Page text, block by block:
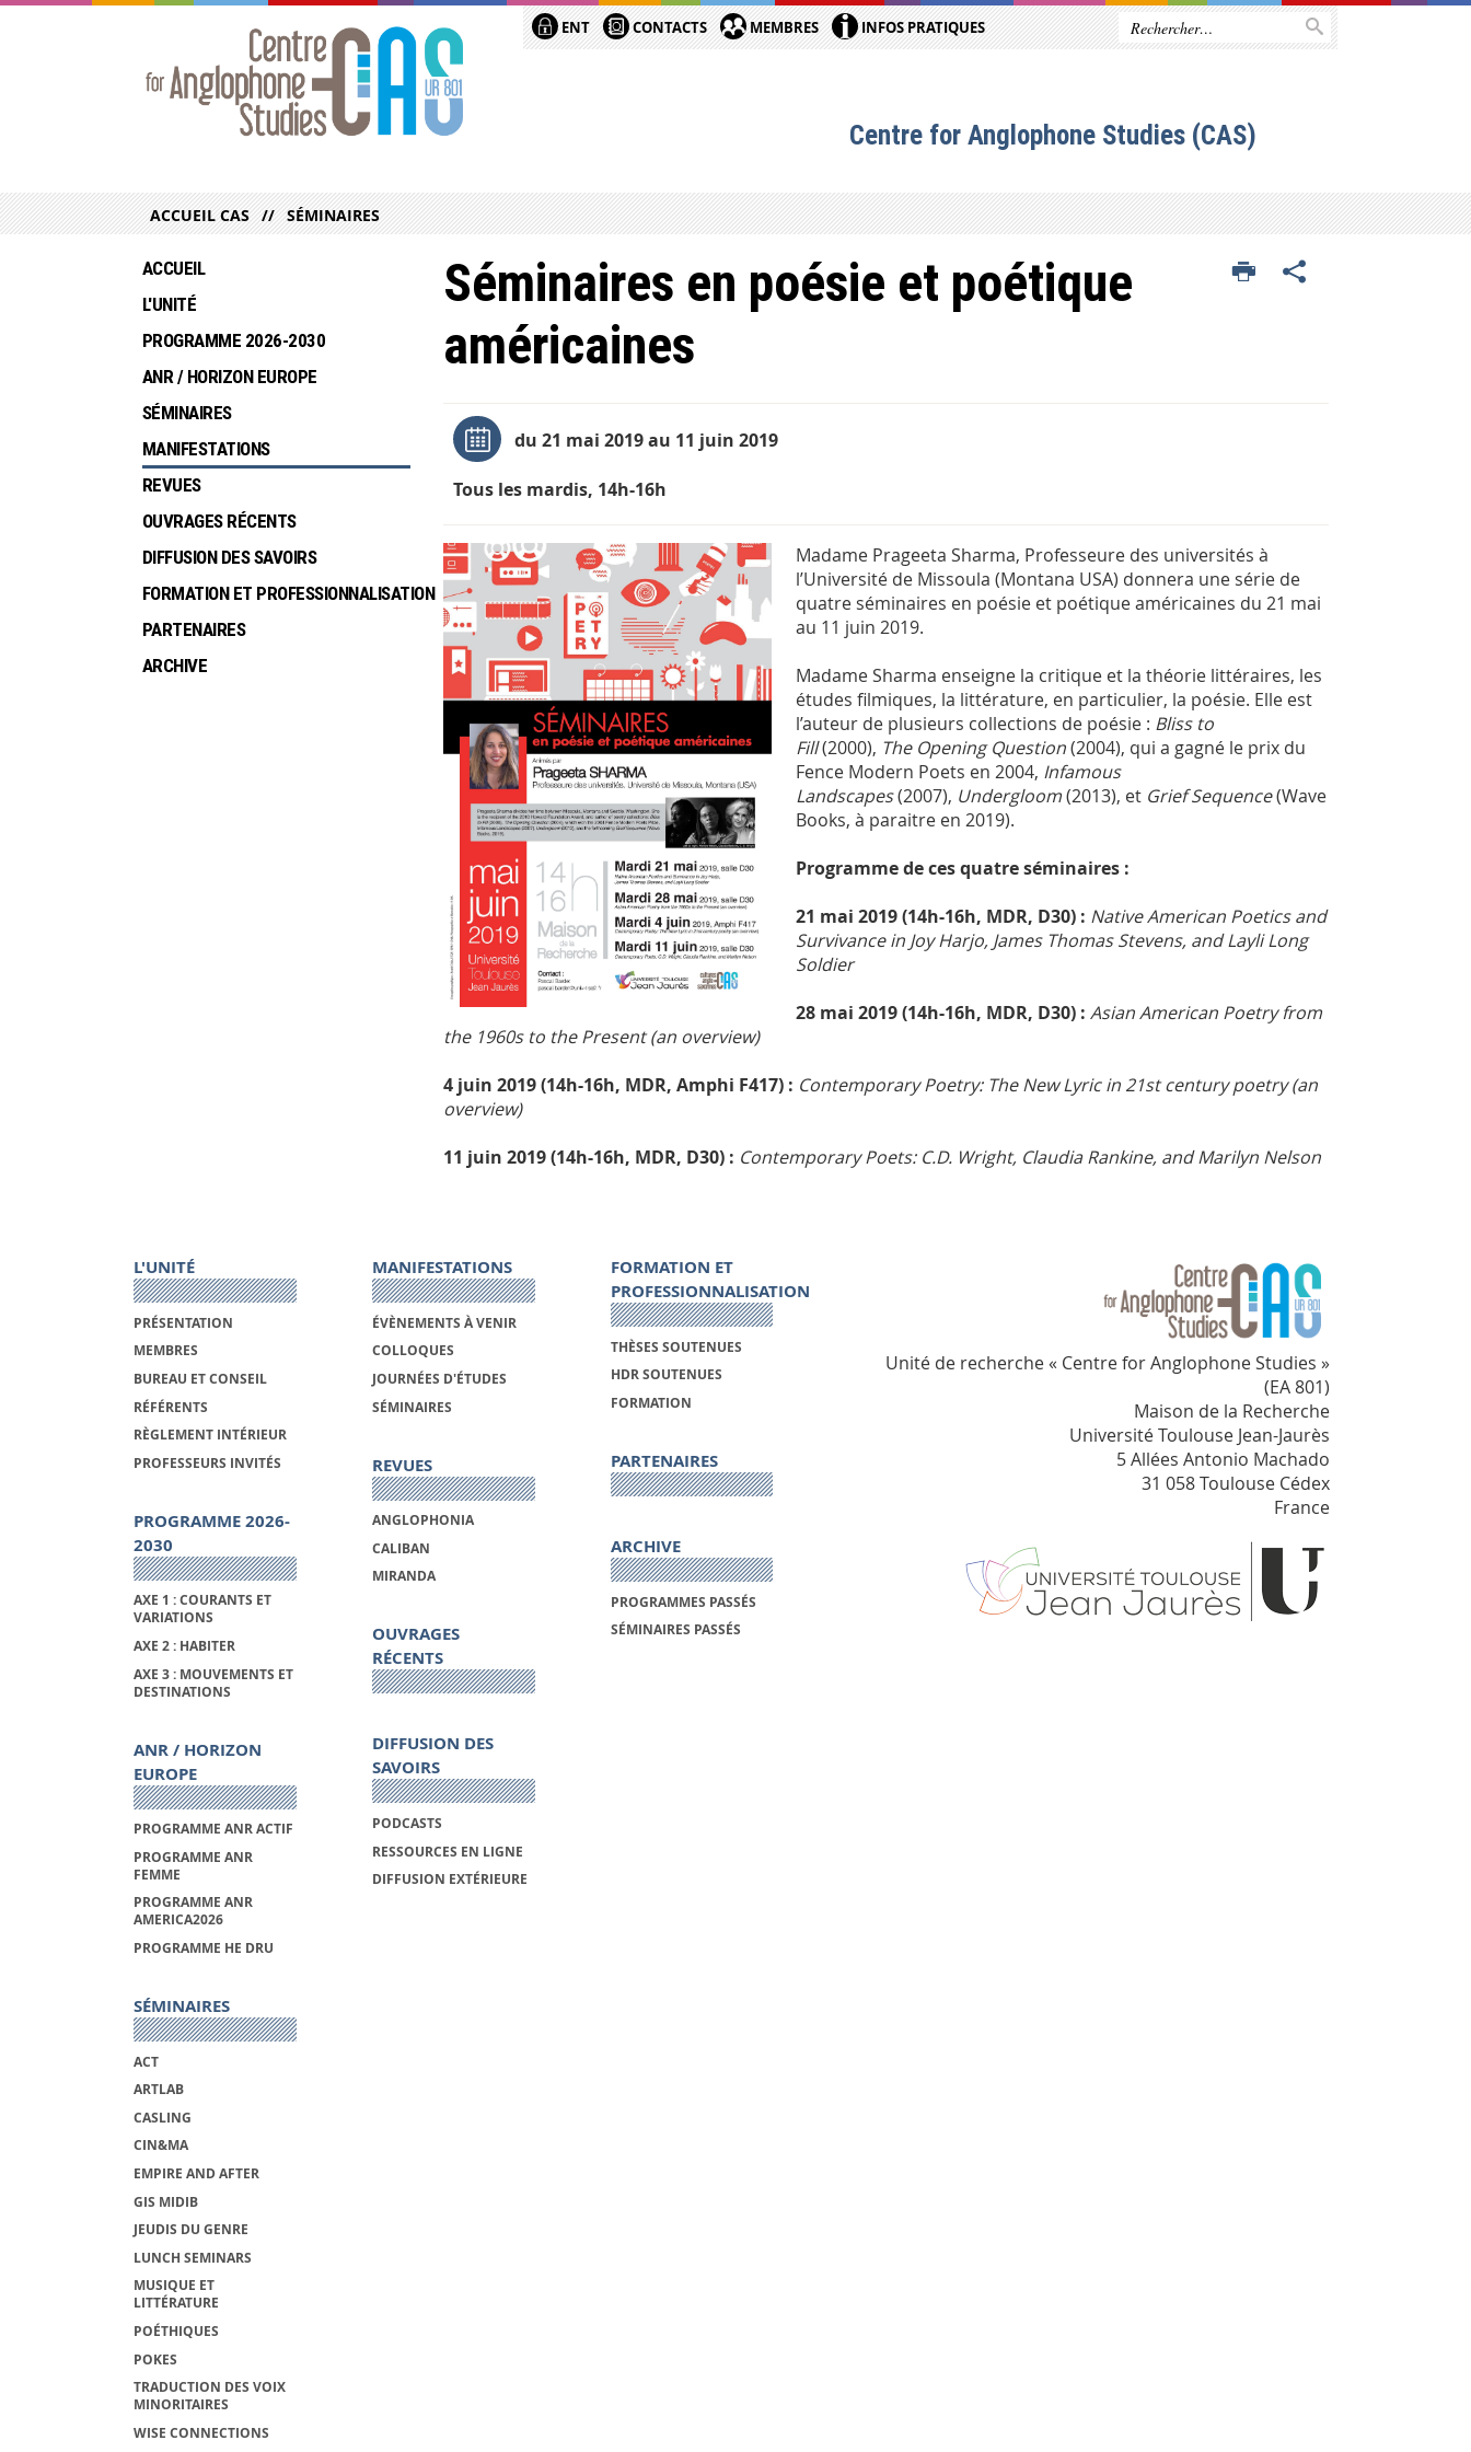
ENT CONTACTS MEMBRES INFOS PRATIQUES
Centre for Anglophone Studies (CAS)
ACCUEIL CAS SÉMINAIRES
Séminaires en poésie et poétique
américaines
du 21 mai 2019 au 11 juin 2019
Tous les mardis, 14h-16h
Madame Prageeta Sharma, Professeure des universités à
l’Université de Missoula (Montana USA) donnera une série de
quatre séminaires en poésie et poétique américaines du 21 mai
au 11 juin 2019.
Madame Sharma enseigne la critique et la théorie littéraires, les
études ﬁlmiques, la littérature, en particulier, la poésie. Elle est
l’auteur de plusieurs collections de poésie : Bliss to
Fill(2000), The Opening Question(2004), qui a gagné le prix du
Fence Modern Poets en 2004, Infamous
Landscapes(2007), Undergloom(2013), et Grief Sequence(Wave
Books, à paraitre en 2019).
Programme de ces quatre séminaires :
21 mai 2019 (14h-16h, MDR, D30) : Native American Poetics and
Survivance in Joy Harjo, James Thomas Stevens, and Layli Long
Soldier
28 mai 2019(14h-16h, MDR, D30) : Asian American Poetry from
the 1960s to the Present (an overview)
4 juin 2019(14h-16h, MDR, Amphi F417) : Contemporary Poetry: The New Lyric in 21st century poetry (an
overview)
11 juin 2019(14h-16h, MDR, D30) : Contemporary Poets: C.D. Wright, Claudia Rankine, and Marilyn Nelson
ACCUEIL
L'UNITÉ
PROGRAMME 2026-2030
ANR / HORIZON EUROPE
SÉMINAIRES
MANIFESTATIONS
REVUES
OUVRAGES RÉCENTS
DIFFUSION DES SAVOIRS
FORMATION ET PROFESSIONNALISATION
PARTENAIRES
ARCHIVE
L'UNITÉ
PRÉSENTATION
MEMBRES
BUREAU ET CONSEIL
RÉFÉRENTS
RÈGLEMENT INTÉRIEUR
PROFESSEURS INVITÉS
PROGRAMME 2026-
2030
AXE 1 : COURANTS ET
VARIATIONS
AXE 2 : HABITER
AXE 3 : MOUVEMENTS ET
DESTINATIONS
ANR / HORIZON
EUROPE
PROGRAMME ANR ACTIF
PROGRAMME ANR
FEMME
PROGRAMME ANR
AMERICA2026
PROGRAMME HE DRU
SÉMINAIRES
ACT
ARTLAB
CASLING
CIN&MA
EMPIRE AND AFTER
GIS MIDIB
JEUDIS DU GENRE
LUNCH SEMINARS
MUSIQUE ET
LITTÉRATURE
POÉTHIQUES
POKES
TRADUCTION DES VOIX
MINORITAIRES
WISE CONNECTIONS
MANIFESTATIONS
ÉVÈNEMENTS À VENIR
COLLOQUES
JOURNÉES D'ÉTUDES
SÉMINAIRES
REVUES
ANGLOPHONIA
CALIBAN
MIRANDA
OUVRAGES
RÉCENTS
DIFFUSION DES
SAVOIRS
PODCASTS
RESSOURCES EN LIGNE
DIFFUSION EXTÉRIEURE
FORMATION ET
PROFESSIONNALISATION
THÈSES SOUTENUES
HDR SOUTENUES
FORMATION
PARTENAIRES
ARCHIVE
PROGRAMMES PASSÉS
SÉMINAIRES PASSÉS
Unité de recherche « Centre for Anglophone Studies »
(EA 801)
Maison de la Recherche
Université Toulouse Jean-Jaurès
5 Allées Antonio Machado
31 058 Toulouse Cédex
France